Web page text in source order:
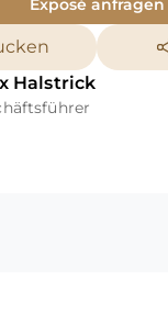
Halstrick